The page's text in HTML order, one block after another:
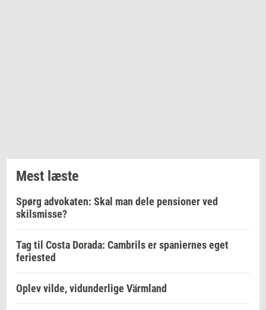
Mest læste
Spørg advokaten: Skal man dele pensioner ved
skilsmisse?
Tag til Costa Dorada: Cambrils er spaniernes eget
feriested
Oplev vilde, vidunderlige Värmland